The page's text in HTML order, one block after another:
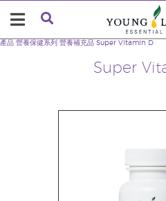
Super
產品 營養保健系列 營養補充品 Super Vitamin D